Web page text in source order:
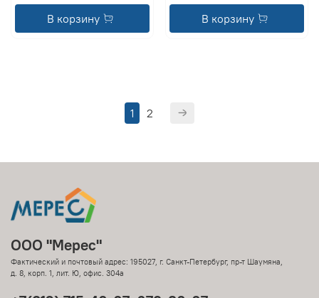
В корзину В корзину
1 2
ООО "Мерес"
Фактический и почтовый адрес: 195027, г. Санкт-Петербург, пр-т Шаумяна,
д. 8, корп. 1, лит. Ю, офис. 304а